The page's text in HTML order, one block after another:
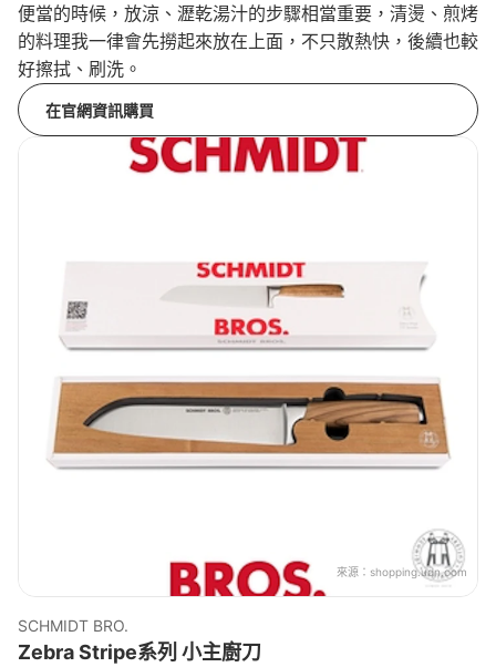
便當的時候，放涼、瀝乾湯汁的步驟相當重要，清燙、煎烤
的料理我一律會先撈起來放在上面，不只散熱快，後續也較
好擦拭、刷洗。
在官網資訊購買
來源： shopping.udn.com
SCHMIDT BRO.
Zebra Stripe系列 小主廚刀